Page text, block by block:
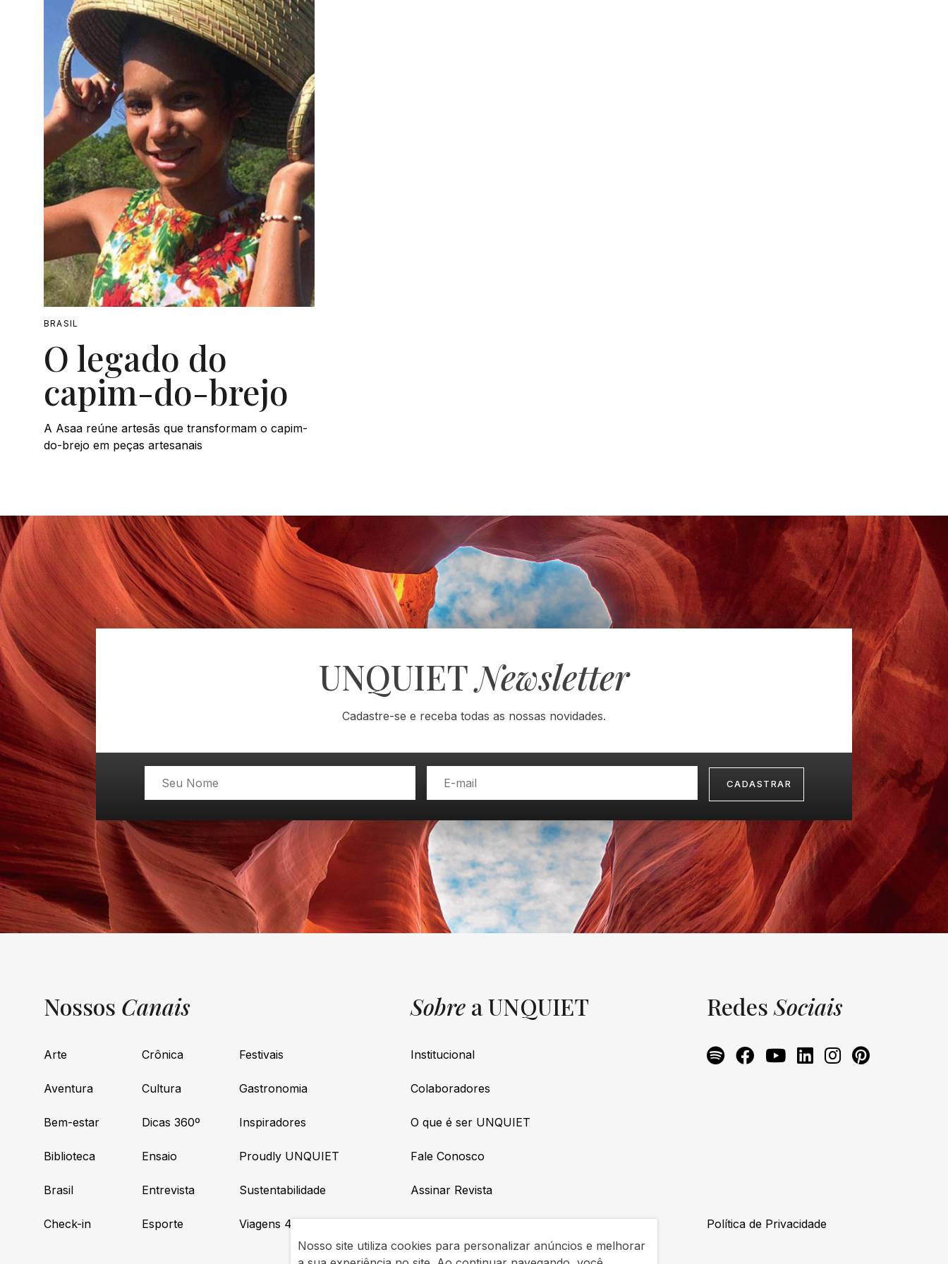
BRASIL
O legado do
capim-do-brejo
A Asaa reúne artesãs que transformam o capim-
do-brejo em peças artesanais
UNQUIETNewsletter
Cadastre-se e receba todas as nossas novidades.
Nossos Canais
Arte
Aventura
Bem-estar
Biblioteca
Brasil
Check-in
Crônica
Cultura
Dicas 360º
Ensaio
Entrevista
Esporte
Festivais
Gastronomia
Inspiradores
Proudly UNQUIET
Sustentabilidade
Viagens 4×4
Sobre a UNQUIET
Institucional
Colaboradores
O que é ser UNQUIET
Fale Conosco
Assinar Revista
RedesSociais
Política de Privacidade
Nosso site utiliza cookies para personalizar anúncios e melhorar